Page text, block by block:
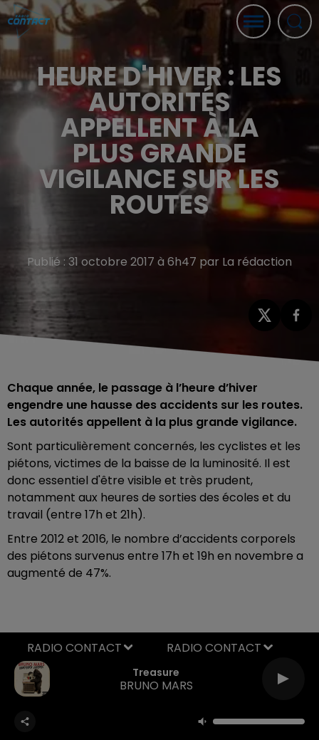
HEURE D'HIVER : LES
AUTORITÉS
APPELLENT À LA
PLUS GRANDE
VIGILANCE SUR LES
ROUTES
Publié : 31 octobre 2017 à 6h47 par La rédaction
Chaque année, le passage à l’heure d’hiver
engendre une hausse des accidents sur les routes.
Les autorités appellent à la plus grande vigilance.
Sont particulièrement concernés, les cyclistes et les
piétons, victimes de la baisse de la luminosité. Il est
donc essentiel d'être visible et très prudent,
notamment aux heures de sorties des écoles et du
travail (entre 17h et 21h).
Entre 2012 et 2016, le nombre d’accidents corporels
des piétons survenus entre 17h et 19h en novembre a
augmenté de 47%.
Treasure
BRUNO MARS
RADIO CONTACT